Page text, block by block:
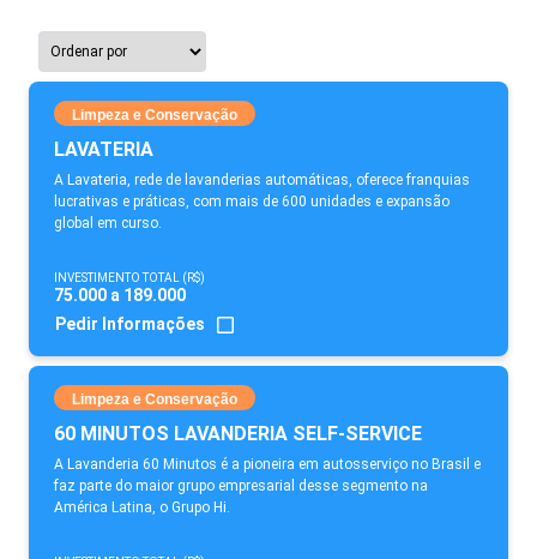
Limpeza e Conservação
LAVATERIA
A Lavateria, rede de lavanderias automáticas, oferece franquias
lucrativas e práticas, com mais de 600 unidades e expansão
global em curso.
INVESTIMENTO TOTAL (R$)
75.000 a 189.000
Pedir Informações
Limpeza e Conservação
60 MINUTOS LAVANDERIA SELF-SERVICE
A Lavanderia 60 Minutos é a pioneira em autosserviço no Brasil e
faz parte do maior grupo empresarial desse segmento na
América Latina, o Grupo Hi.